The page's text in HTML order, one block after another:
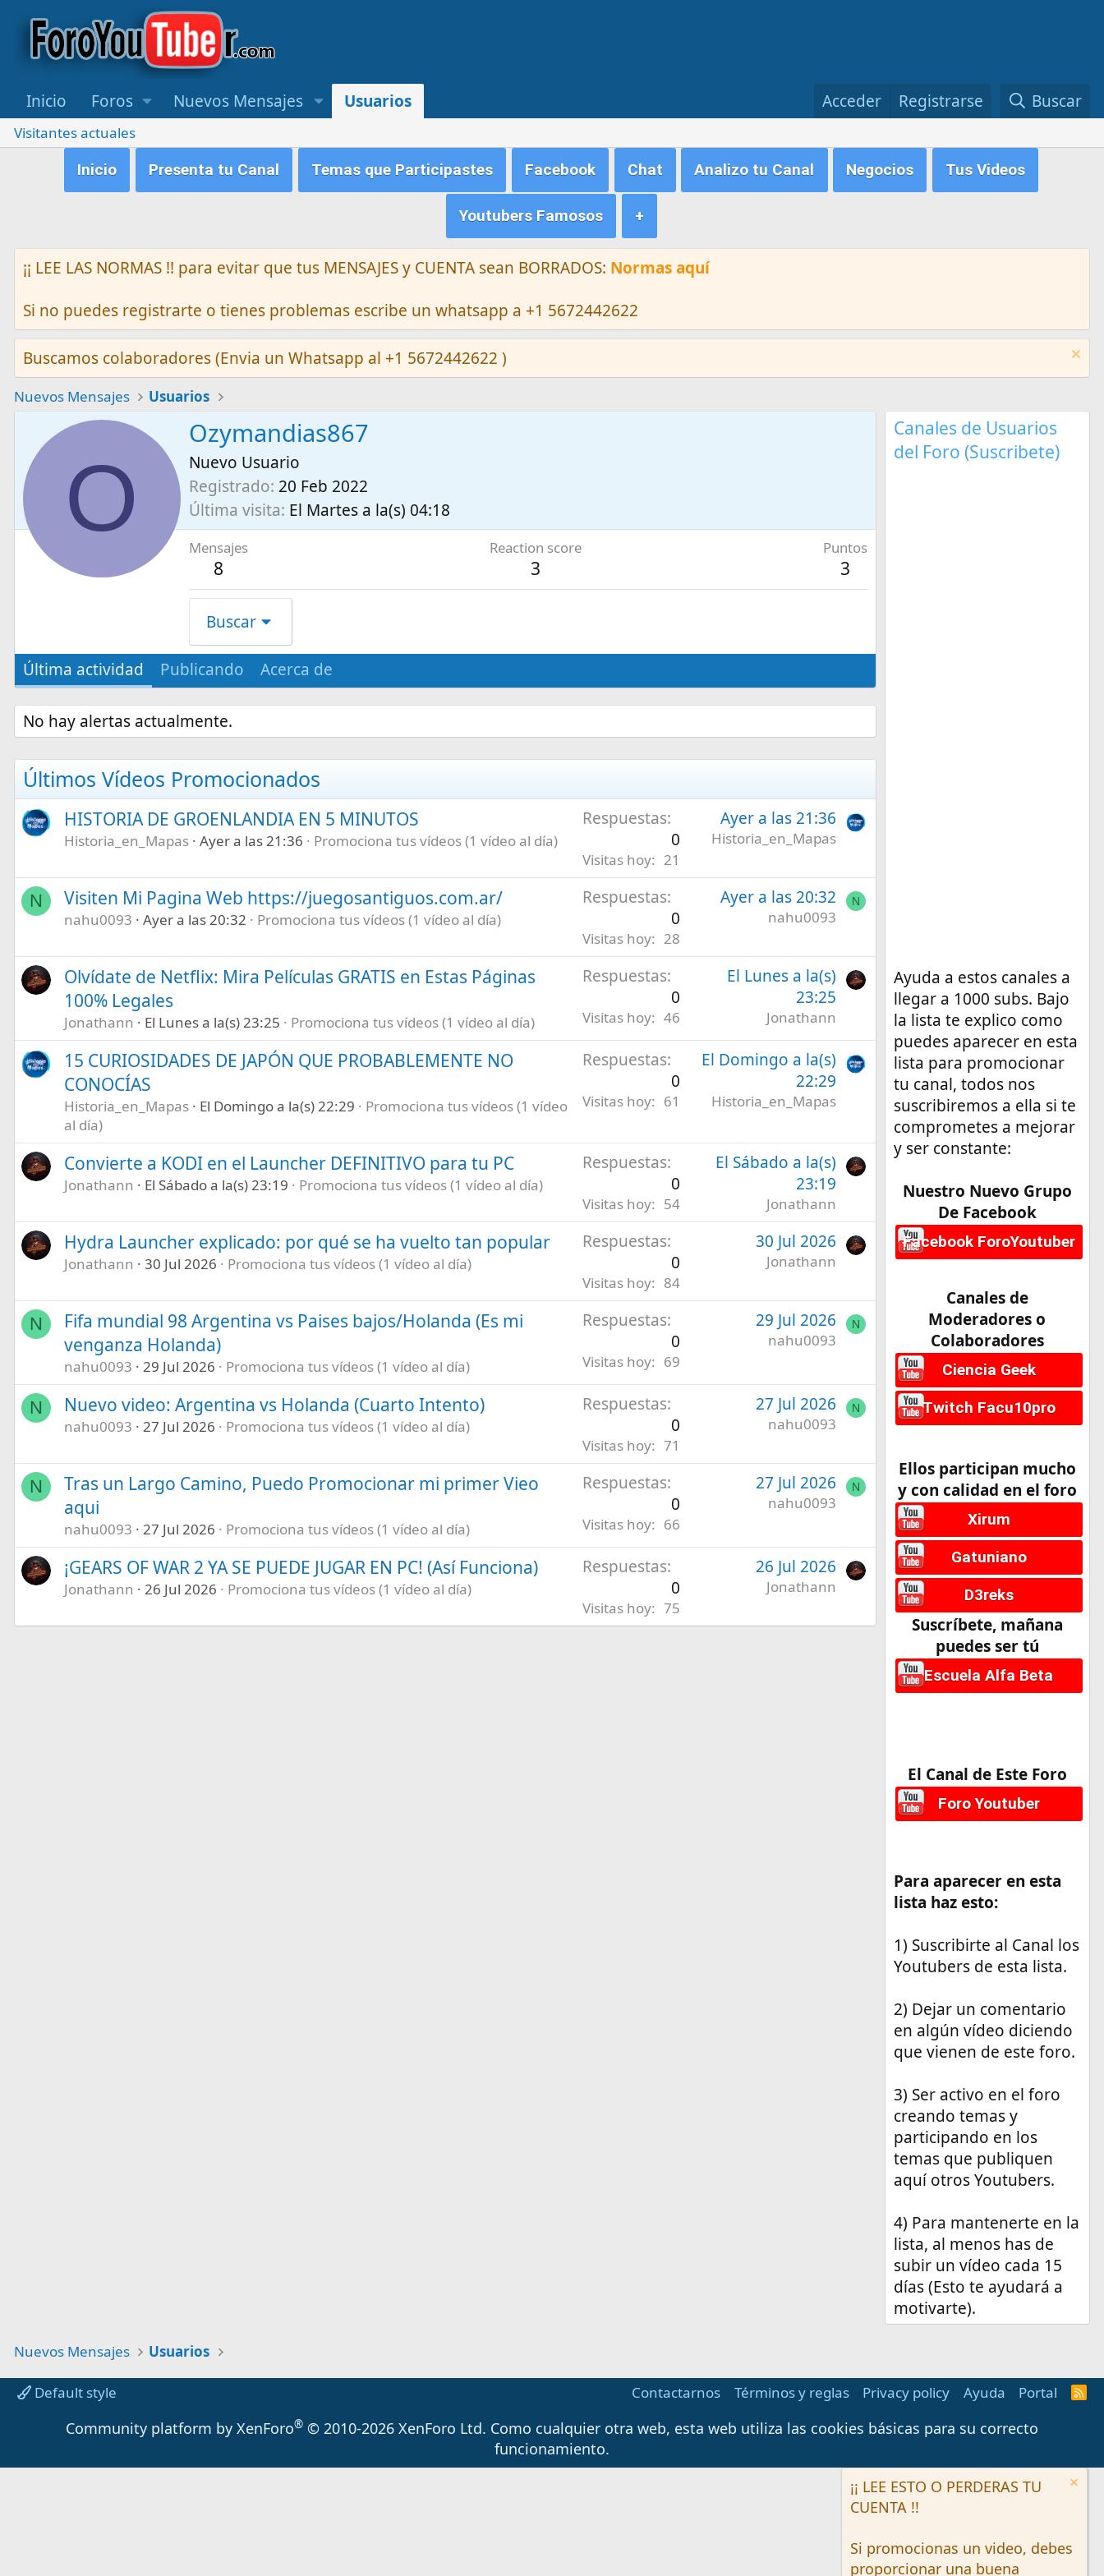
Inicio Foros Nuevos Mensajes Usuarios Acceder Registrarse Buscar
Visitantes actuales
Inicio
Presenta tu Canal Temas que Participastes Facebook Chat Analizo tu Canal Negocios Tus Videos
Youtubers Famosos +
¡¡ LEE LAS NORMAS !! para evitar que tus MENSAJES y CUENTA sean BORRADOS: Normas aquí
Si no puedes registrarte o tienes problemas escribe un whatsapp a +1 5672442622
Buscamos colaboradores (Envia un Whatsapp al +1 5672442622 )
Nuevos Mensajes Usuarios
O
Ozymandias867
Nuevo Usuario
Registrado 20 Feb 2022
Última visita El Martes a la(s) 04:18
Mensajes
8
Reaction score
3
Puntos
3
Buscar
Última actividad Publicando Acerca de
No hay alertas actualmente.
Últimos Vídeos Promocionados
HISTORIA DE GROENLANDIA EN 5 MINUTOS
Historia_en_Mapas Ayer a las 21:36 Promociona tus vídeos (1 vídeo al día)
Respuestas
0
Visitas hoy 21
Ayer a las 21:36
Historia_en_Mapas
N Visiten Mi Pagina Web https://juegosantiguos.com.ar/
nahu0093 Ayer a las 20:32 Promociona tus vídeos (1 vídeo al día)
Respuestas
0
Visitas hoy 28
Ayer a las 20:32
nahu0093
N
Olvídate de Netflix: Mira Películas GRATIS en Estas Páginas
100% Legales
Jonathann El Lunes a la(s) 23:25 Promociona tus vídeos (1 vídeo al día)
Respuestas
0
Visitas hoy 46
El Lunes a la(s)
23:25
Jonathann
15 CURIOSIDADES DE JAPÓN QUE PROBABLEMENTE NO
CONOCÍAS
Historia_en_Mapas El Domingo a la(s) 22:29
Promociona tus vídeos (1 vídeo
al día)
Respuestas
0
Visitas hoy 61
El Domingo a la(s)
22:29
Historia_en_Mapas
Convierte a KODI en el Launcher DEFINITIVO para tu PC
Jonathann El Sábado a la(s) 23:19 Promociona tus vídeos (1 vídeo al día)
Respuestas
0
Visitas hoy 54
El Sábado a la(s)
23:19
Jonathann
Hydra Launcher explicado: por qué se ha vuelto tan popular
Jonathann 30 Jul 2026 Promociona tus vídeos (1 vídeo al día)
Respuestas
0
Visitas hoy 84
30 Jul 2026
Jonathann
N
Fifa mundial 98 Argentina vs Paises bajos/Holanda (Es mi
venganza Holanda)
nahu0093 29 Jul 2026 Promociona tus vídeos (1 vídeo al día)
Respuestas
0
Visitas hoy 69
29 Jul 2026
nahu0093
N
N Nuevo video: Argentina vs Holanda (Cuarto Intento)
nahu0093 27 Jul 2026 Promociona tus vídeos (1 vídeo al día)
Respuestas
0
Visitas hoy 71
27 Jul 2026
nahu0093
N
N
Tras un Largo Camino, Puedo Promocionar mi primer Vieo
aqui
nahu0093 27 Jul 2026 Promociona tus vídeos (1 vídeo al día)
Respuestas
0
Visitas hoy 66
27 Jul 2026
nahu0093
N
¡GEARS OF WAR 2 YA SE PUEDE JUGAR EN PC! (Así Funciona)
Jonathann 26 Jul 2026 Promociona tus vídeos (1 vídeo al día)
Respuestas
0
Visitas hoy 75
26 Jul 2026
Jonathann
Canales de Usuarios
del Foro (Suscribete)
Ayuda a estos canales a
llegar a 1000 subs. Bajo
la lista te explico como
puedes aparecer en esta
lista para promocionar
tu canal, todos nos
suscribiremos a ella si te
comprometes a mejorar
y ser constante:
Nuestro Nuevo Grupo
De Facebook
Facebook ForoYoutuber
Canales de
Moderadores o
Colaboradores
Ciencia Geek
Twitch Facu10pro
Ellos participan mucho
y con calidad en el foro
Xirum
Gatuniano
D3reks
Suscríbete, mañana
puedes ser tú
Escuela Alfa Beta
El Canal de Este Foro
Foro Youtuber
Para aparecer en esta
lista haz esto:
1) Suscribirte al Canal los
Youtubers de esta lista.
2) Dejar un comentario
en algún vídeo diciendo
que vienen de este foro.
3) Ser activo en el foro
creando temas y
participando en los
temas que publiquen
aquí otros Youtubers.
4) Para mantenerte en la
lista, al menos has de
subir un vídeo cada 15
días (Esto te ayudará a
motivarte).
Nuevos Mensajes Usuarios
Default style Contactarnos Términos y reglas Privacy policy Ayuda Portal
R
Community platform by XenForo® © 2010-2026 XenForo Ltd. Como cualquier otra web, esta web utiliza las cookies básicas para su correcto
funcionamiento.
¡¡ LEE ESTO O PERDERAS TU
CUENTA !!
Si promocionas un video, debes
proporcionar una buena